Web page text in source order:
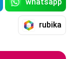
whatsapp
rubika